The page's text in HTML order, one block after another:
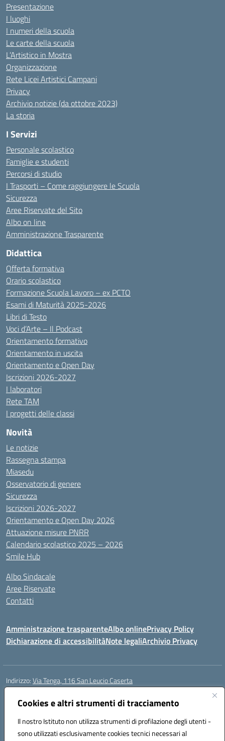
Cookies e altri strumenti di tracciamento
Il nostro Istituto non utilizza strumenti di profilazione degli utenti -
sono utilizzati esclusivamente cookies tecnici necessari al
Presentazione
I luoghi
I numeri della scuola
Le carte della scuola
L’Artistico in Mostra
Organizzazione
Rete Licei Artistici Campani
Privacy
Archivio notizie (da ottobre 2023)
La storia
I Servizi
Personale scolastico
Famiglie e studenti
Percorsi di studio
I Trasporti – Come raggiungere le Scuola
Sicurezza
Aree Riservate del Sito
Albo on line
Amministrazione Trasparente
Didattica
Offerta formativa
Orario scolastico
Formazione Scuola Lavoro – ex PCTO
Esami di Maturità 2025-2026
Libri di Testo
Voci d’Arte – Il Podcast
Orientamento formativo
Orientamento in uscita
Orientamento e Open Day
Iscrizioni 2026-2027
I laboratori
Rete TAM
I progetti delle classi
Novità
Le notizie
Rassegna stampa
Miasedu
Osservatorio di genere
Sicurezza
Iscrizioni 2026-2027
Orientamento e Open Day 2026
Attuazione misure PNRR
Calendario scolastico 2025 – 2026
Smile Hub
Albo Sindacale
Aree Riservate
Contatti
Amministrazione trasparenteAlbo onlinePrivacy Policy
Dichiarazione di accessibilitàNote legaliArchivio Privacy
Indirizzo:Via Tenga, 116 San Leucio Caserta
Centralino:
Posta elettronica certificata (PEC):ceis042009@pec.istruzione.it
Codice fiscale: 93098380616
Codice meccanografico:CEIS042009